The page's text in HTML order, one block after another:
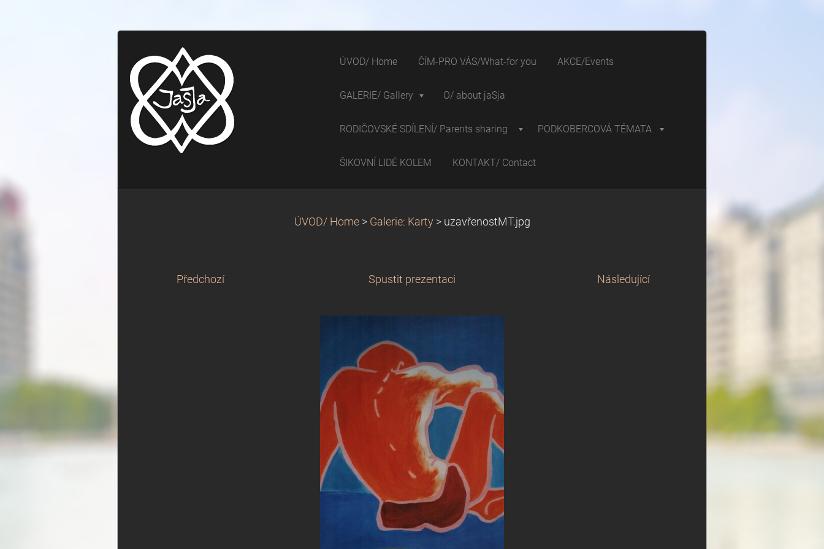
ÚVOD/ Home ČÍM-PRO VÁS/What-for you AKCE/Events
GALERIE/ Gallery O/ about jaSja
RODIČOVSKÉ SDÍLENÍ/ Parents sharing PODKOBERCOVÁ TÉMATA
ŠIKOVNÍ LIDÉ KOLEM KONTAKT/ Contact
ÚVOD/ Home > Galerie: Karty > uzavřenostMT.jpg
Předchozí Spustit prezentaci Následující